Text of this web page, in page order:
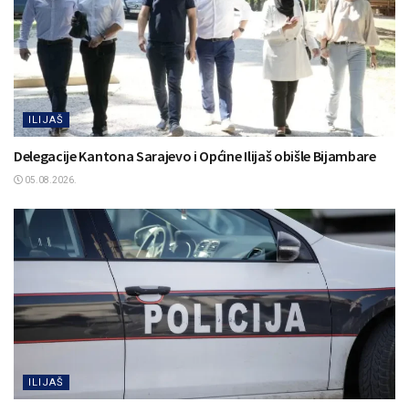
ILIJAŠ
Delegacije Kantona Sarajevo i Općine Ilijaš obišle Bijambare
05.08.2026.
ILIJAŠ